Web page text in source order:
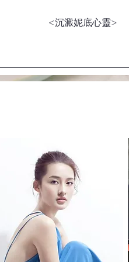
​<沉澱妮底心靈>